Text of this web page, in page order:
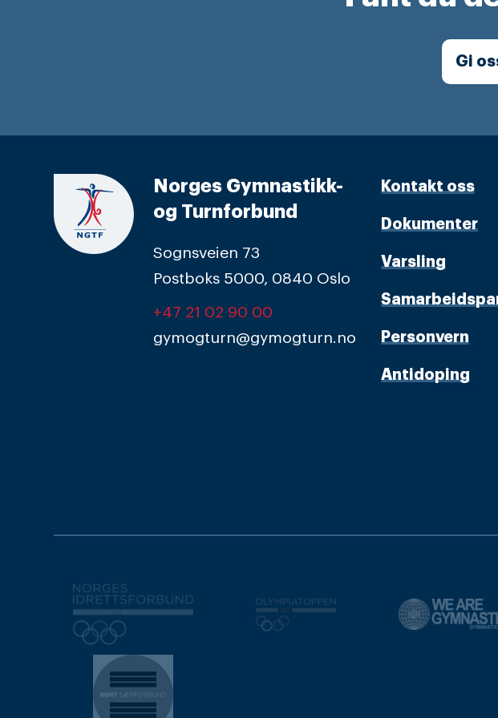
Gi
Norges Gymnastikk-
og Turnforbund
Sognsveien 73
Postboks 5000, 0840 Oslo
+47 21 02 90 00
gymogturn@gymogturn.no
Kontakt oss
Dokumenter
Varsling
Personvern
Antidoping